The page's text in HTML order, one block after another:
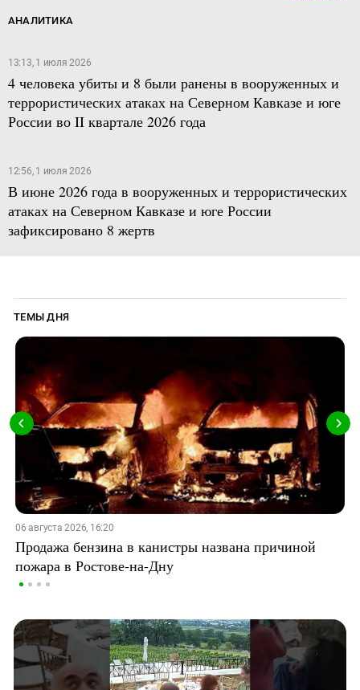
АНАЛИТИКА
13:13, 1 июля 2026
4 человека убиты и 8 были ранены в вооруженных и
террористических атаках на Северном Кавказе и юге
России во II квартале 2026 года
12:56, 1 июля 2026
В июне 2026 года в вооруженных и террористических
атаках на Северном Кавказе и юге России
зафиксировано 8 жертв
ТЕМЫ ДНЯ
06 августа 2026, 16:20
Продажа бензина в канистры названа причиной
пожара в Ростове-на-Дну